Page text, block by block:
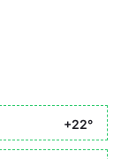
+22°